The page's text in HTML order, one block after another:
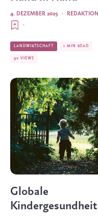
REDAKTION
·
4. DEZEMBER 2025
·
LANDWIRTSCHAFT 1 MIN READ
90 VIEWS
Globale
Kindergesundheit